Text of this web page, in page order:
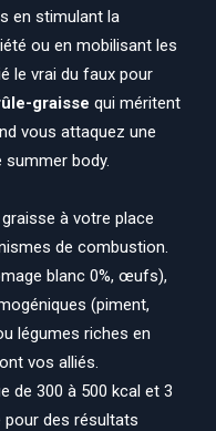
en stimulant la
ou en mobilisant les
le vrai du faux pour
graisse qui méritent
vous attaquez une
body.
à votre place
de combustion.
blanc 0%, œufs),
(piment,
légumes riches en
vos alliés.
de 300 à 500 kcal et 3
pour des résultats